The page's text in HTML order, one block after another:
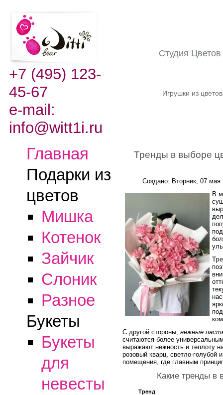
+7 (495) 123-
45-67
e-mail:
info@witt1i.ru
Студия Цветов
Игрушки из
Главная
Подарки из
цветов
Мишка
Котенок
Зайчик
Слоник
Разное
Букеты
Букеты
для
невесты
Тренды в выборе
Создано: Вторник, 07 мая
В
С другой стороны, нежные
считаются более
выражают нежность и теплоту
розовый кварц, светло-
помещения, где главным
Какие тренды в
Тренд